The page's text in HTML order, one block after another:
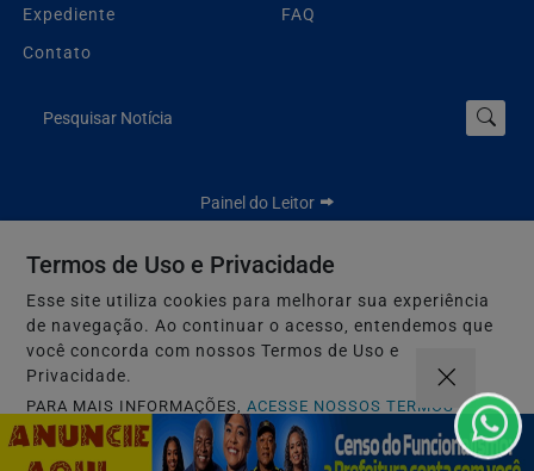
Expediente
FAQ
Contato
Pesquisar Notícia
Painel do Leitor
Jbn Bahia - Todos os direitos reservados.
Termos de Uso e Privacidade
Termos de Uso e Privacidade
Esse site utiliza cookies para melhorar sua experiência
de navegação. Ao continuar o acesso, entendemos que
você concorda com nossos Termos de Uso e
Privacidade.
PARA MAIS INFORMAÇÕES,ACESSE NOSSOS TERMOS
CLICANDO AQUI